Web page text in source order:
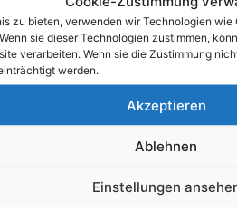
zu bieten, verwenden wir Technologien
sie dieser Technologien zustimmen,
verarbeiten. Wenn sie die Zustimmung
werden.
Akzeptieren
Ablehnen
Einstellungen
Kontakt